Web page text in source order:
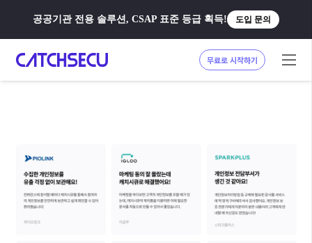
공공기관 전용 솔루션, CSAP 표준 등급 획득! 도입 문의
무료로 시작하기